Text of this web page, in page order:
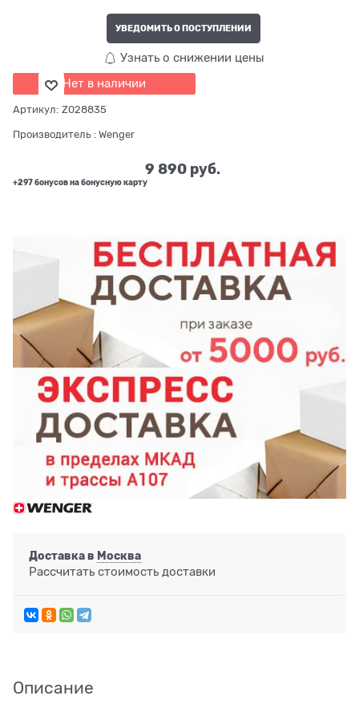
УВЕДОМИТЬ О ПОСТУПЛЕНИИ
Узнать о снижении цены
Нет в наличии
Артикул: Z028835
Производитель : Wenger
9 890 руб.
+297 бонусов на бонусную карту
Доставка в Москва
Рассчитать стоимость доставки
Описание